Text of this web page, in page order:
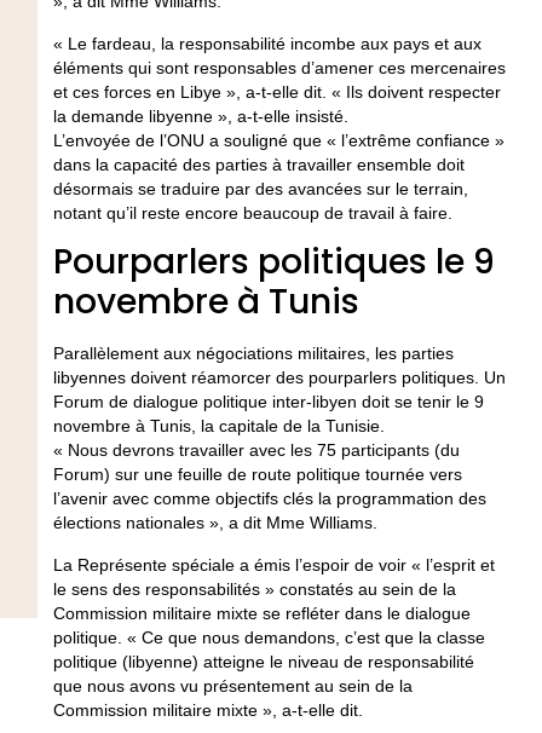
« Le fardeau, la responsabilité incombe aux pays et aux
éléments qui sont responsables d’amener ces mercenaires
et ces forces en Libye », a-t-elle dit. « Ils doivent respecter
la demande libyenne », a-t-elle insisté.
L’envoyée de l’ONU a souligné que « l’extrême confiance »
dans la capacité des parties à travailler ensemble doit
désormais se traduire par des avancées sur le terrain,
notant qu’il reste encore beaucoup de travail à faire.
Pourparlers politiques le 9
novembre à Tunis
Parallèlement aux négociations militaires, les parties
libyennes doivent réamorcer des pourparlers politiques. Un
Forum de dialogue politique inter-libyen doit se tenir le 9
novembre à Tunis, la capitale de la Tunisie.
« Nous devrons travailler avec les 75 participants (du
Forum) sur une feuille de route politique tournée vers
l’avenir avec comme objectifs clés la programmation des
élections nationales », a dit Mme Williams.
La Représente spéciale a émis l’espoir de voir « l’esprit et
le sens des responsabilités » constatés au sein de la
Commission militaire mixte se refléter dans le dialogue
politique. « Ce que nous demandons, c’est que la classe
politique (libyenne) atteigne le niveau de responsabilité
que nous avons vu présentement au sein de la
Commission militaire mixte », a-t-elle dit.